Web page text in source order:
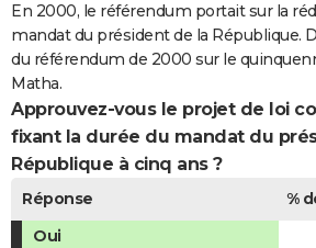
En 2000, le référendum portait sur la
mandat du président de la République.
du référendum de 2000 sur le
Matha.
Approuvez-vous le projet de loi
fixant la durée du mandat du
République à cinq ans ?
Réponse %
Oui